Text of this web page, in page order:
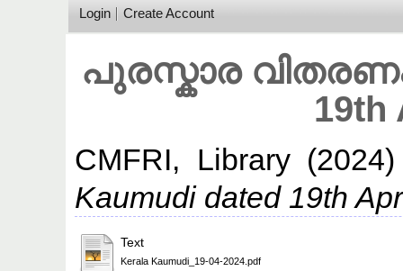
Login Create Account
പുരസ്കാര വിതരണം
19th
CMFRI, Library
Kaumudi dated 19th
Text
Kerala Kaumudi_19-04-2024.pdf